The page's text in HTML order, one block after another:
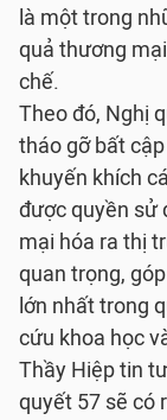
là một trong
quả thương
chế.
Theo đó, Nghị
tháo gỡ bất
khuyến khích
được quyền sử
mại hóa ra thị
quan trọng,
lớn nhất trong
cứu khoa học
Thầy Hiệp tin
quyết 57 sẽ có